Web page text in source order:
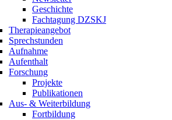
Geschichte
Fachtagung DZSKJ
Therapieangebot
Sprechstunden
Aufnahme
Aufenthalt
Forschung
Projekte
Publikationen
Aus- & Weiterbildung
Fortbildung